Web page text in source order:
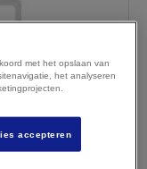
met het opslaan van
het analyseren
accepteren